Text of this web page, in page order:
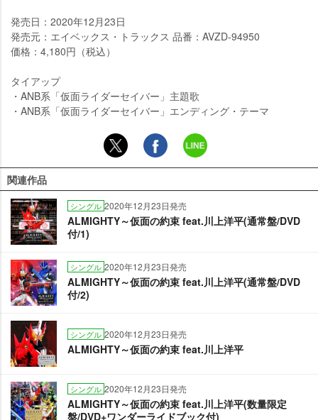
発売日：2020年12月23日
発売元：エイベックス・トラックス 品番：AVZD-94950
価格：4,180円（税込）
タイアップ
・ANB系「仮面ライダーセイバー」主題歌
・ANB系「仮面ライダーセイバー」エンディング・テーマ
関連作品
シングル 2020年12月23日発売
ALMIGHTY～仮面の約束 feat.川上洋平(通常盤/DVD
付/1)
シングル 2020年12月23日発売
ALMIGHTY～仮面の約束 feat.川上洋平(通常盤/DVD
付/2)
シングル 2020年12月23日発売
ALMIGHTY～仮面の約束 feat.川上洋平
シングル 2020年12月23日発売
ALMIGHTY～仮面の約束 feat.川上洋平(数量限定
盤/DVD+ワンダーライドブック付)